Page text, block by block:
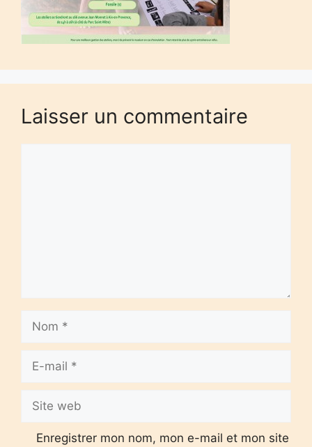
Laisser un commentaire
mail
web
Enregistrer mon nom, mon e-mail et mon site